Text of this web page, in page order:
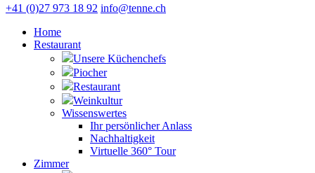
+41 (0)27 973 18 92 info@tenne.ch
Home
Restaurant
Unsere Küchenchefs
Piocher
Restaurant
Weinkultur
Wissenswertes
Ihr persönlicher Anlass
Nachhaltigkeit
Virtuelle 360° Tour
Zimmer